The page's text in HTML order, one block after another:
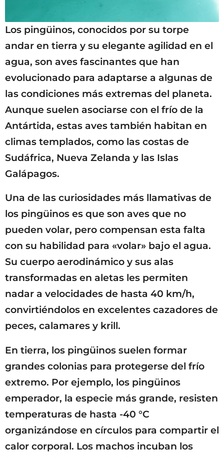
Los pingüinos, conocidos por su torpe
andar en tierra y su elegante agilidad en el
agua, son aves fascinantes que han
evolucionado para adaptarse a algunas de
las condiciones más extremas del planeta.
Aunque suelen asociarse con el frío de la
Antártida, estas aves también habitan en
climas templados, como las costas de
Sudáfrica, Nueva Zelanda y las Islas
Galápagos.
Una de las curiosidades más llamativas de
los pingüinos es que son aves que no
pueden volar, pero compensan esta falta
con su habilidad para «volar» bajo el agua.
Su cuerpo aerodinámico y sus alas
transformadas en aletas les permiten
nadar a velocidades de hasta 40 km/h,
convirtiéndolos en excelentes cazadores de
peces, calamares y krill.
En tierra, los pingüinos suelen formar
grandes colonias para protegerse del frío
extremo. Por ejemplo, los pingüinos
emperador, la especie más grande, resisten
temperaturas de hasta -40 °C
organizándose en círculos para compartir el
calor corporal. Los machos incuban los